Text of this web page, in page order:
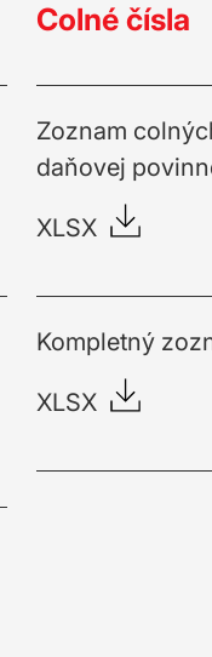
Colné čísla
Zoznam
daňovej
XLSX
Kompletný
XLSX